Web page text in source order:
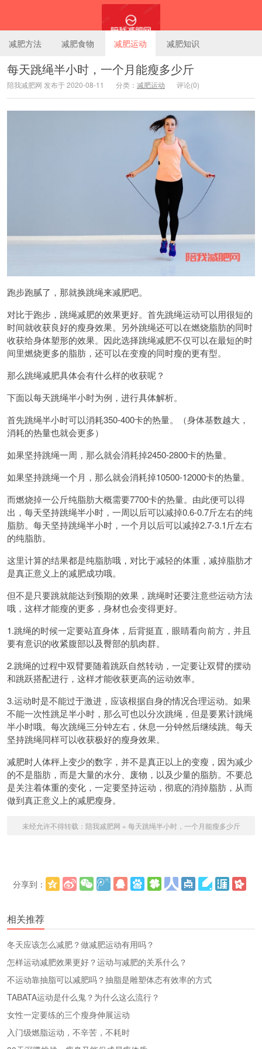
陪我减肥网
减肥方法 减肥食物 减肥运动 减肥知识
每天跳绳半小时，一个月能瘦多少斤
陪我减肥网 发布于 2020-08-11 分类： 减肥运动 评论(0)
跑步跑腻了，那就换跳绳来减肥吧。
对比于跑步，跳绳减肥的效果更好。首先跳绳运动可以用很短的
时间就收获良好的瘦身效果。另外跳绳还可以在燃烧脂肪的同时
收获给身体塑形的效果。因此选择跳绳减肥不仅可以在最短的时
间里燃烧更多的脂肪，还可以在变瘦的同时瘦的更有型。
那么跳绳减肥具体会有什么样的收获呢？
下面以每天跳绳半小时为例，进行具体解析。
首先跳绳半小时可以消耗350-400卡的热量。（身体基数越大，
消耗的热量也就会更多）
如果坚持跳绳一周，那么就会消耗掉2450-2800卡的热量。
如果坚持跳绳一个月，那么就会消耗掉10500-12000卡的热量。
而燃烧掉一公斤纯脂肪大概需要7700卡的热量。由此便可以得
出，每天坚持跳绳半小时，一周以后可以减掉0.6-0.7斤左右的纯
脂肪。每天坚持跳绳半小时，一个月以后可以减掉2.7-3.1斤左右
的纯脂肪。
这里计算的结果都是纯脂肪哦，对比于减轻的体重，减掉脂肪才
是真正意义上的减肥成功哦。
但不是只要跳就能达到预期的效果，跳绳时还要注意些运动方法
哦，这样才能瘦的更多，身材也会变得更好。
1.跳绳的时候一定要站直身体，后背挺直，眼睛看向前方，并且
要有意识的收紧腹部以及臀部的肌肉群。
2.跳绳的过程中双臂要随着跳跃自然转动，一定要让双臂的摆动
和跳跃搭配进行，这样才能收获更高的运动效率。
3.运动时是不能过于激进，应该根据自身的情况合理运动。如果
不能一次性跳足半小时，那么可也以分次跳绳，但是要累计跳绳
半小时哦。每次跳绳三分钟左右，休息一分钟然后继续跳。每天
坚持跳绳同样可以收获极好的瘦身效果。
减肥时人体秤上变少的数字，并不是真正以上的变瘦，因为减少
的不是脂肪，而是大量的水分、废物，以及少量的脂肪。不要总
是关注着体重的变化，一定要坚持运动，彻底的消掉脂肪，从而
做到真正意义上的减肥瘦身。
未经允许不得转载： 陪我减肥网 » 每天跳绳半小时，一个月能瘦多少斤
分享到：
相关推荐
冬天应该怎么减肥？做减肥运动有用吗？
怎样运动减肥效果更好？运动与减肥的关系什么？
不运动靠抽脂可以减肥吗？抽脂是雕塑体态有效率的方式
TABATA运动是什么鬼？为什么这么流行？
女性一定要练的三个瘦身伸展运动
入门级燃脂运动，不辛苦，不耗时